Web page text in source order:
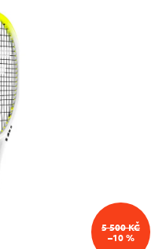
5 500 KČ
–10 %